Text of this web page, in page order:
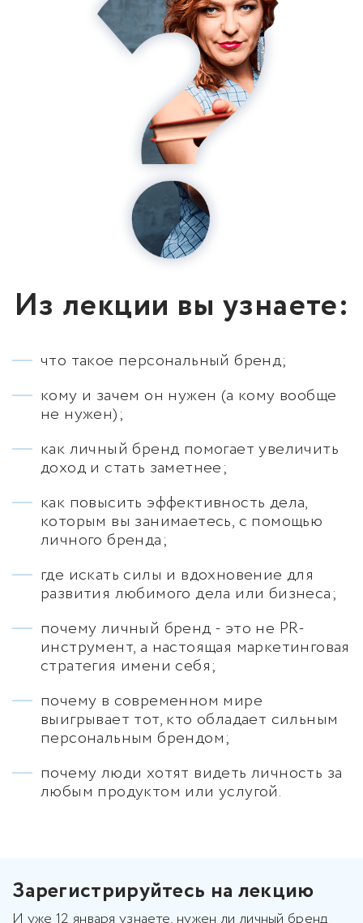
Из лекции вы узнаете:
что такое персональный бренд;
кому и зачем он нужен (а кому вообще
не нужен);
как личный бренд помогает увеличить
доход и стать заметнее;
как повысить эффективность дела,
которым вы занимаетесь, с помощью
личного бренда;
где искать силы и вдохновение для
развития любимого дела или бизнеса;
почему личный бренд - это не PR-
инструмент, а настоящая маркетинговая
стратегия имени себя;
почему в современном мире
выигрывает тот, кто обладает сильным
персональным брендом;
почему люди хотят видеть личность за
любым продуктом или услугой.
Зарегистрируйтесь на лекцию